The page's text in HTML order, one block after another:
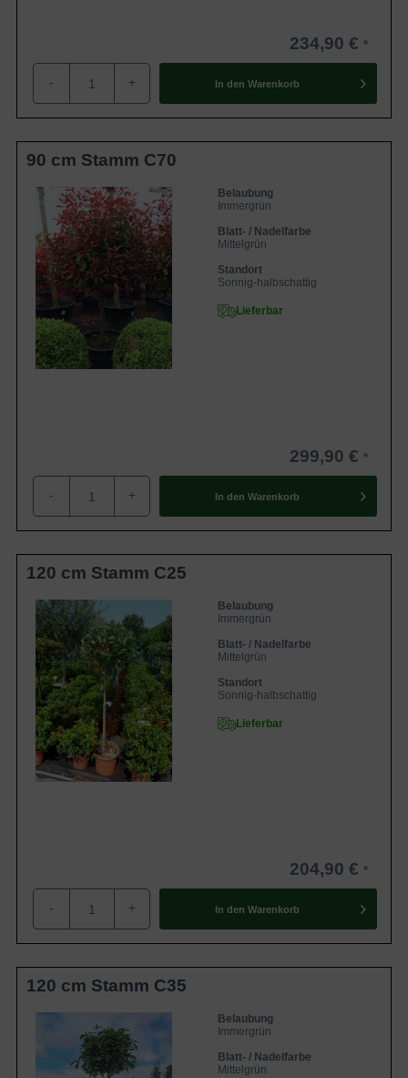
234,90 €
- + In den Warenkorb
90 cm Stamm C70
Belaubung
Immergrün
Blatt- / Nadelfarbe
Mittelgrün
Standort
Sonnig-halbschattig
Lieferbar
299,90 €
- + In den Warenkorb
120 cm Stamm C25
Belaubung
Immergrün
Blatt- / Nadelfarbe
Mittelgrün
Standort
Sonnig-halbschattig
Lieferbar
204,90 €
- + In den Warenkorb
120 cm Stamm C35
Belaubung
Immergrün
Blatt- / Nadelfarbe
Mittelgrün